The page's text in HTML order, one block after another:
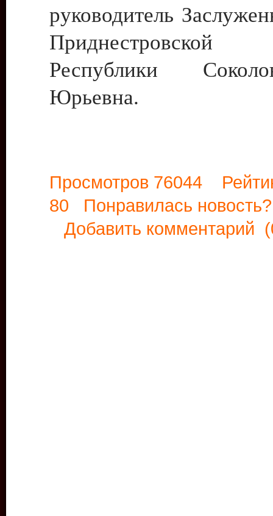
руководитель
Приднестровской
Республики
Юрьевна.
Просмотров 76044
80 Понравилась
Добавить комментарий